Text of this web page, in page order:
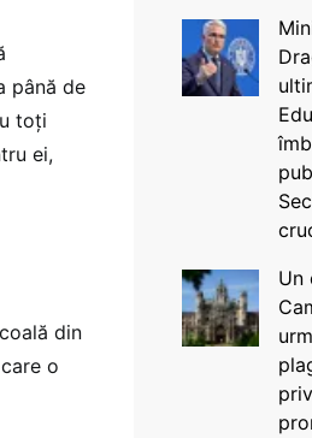
până de
toți
ei,
din
o
Un